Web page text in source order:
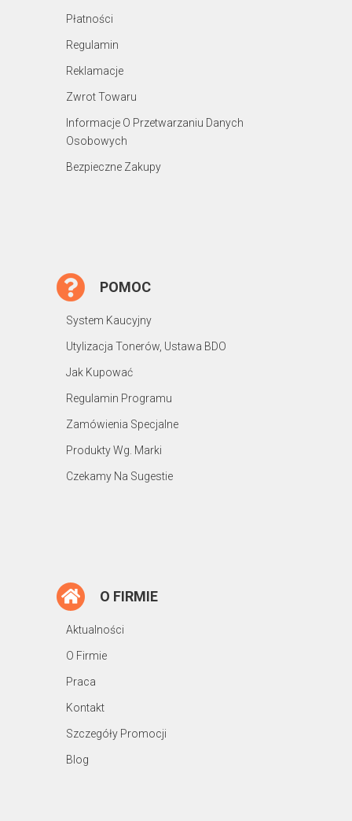
Płatności
Regulamin
Reklamacje
Zwrot Towaru
Informacje O Przetwarzaniu Danych
Osobowych
Bezpieczne Zakupy
POMOC
System Kaucyjny
Utylizacja Tonerów, Ustawa BDO
Jak Kupować
Regulamin Programu
Zamówienia Specjalne
Produkty Wg. Marki
Czekamy Na Sugestie
O FIRMIE
Aktualności
O Firmie
Praca
Kontakt
Szczegóły Promocji
Blog